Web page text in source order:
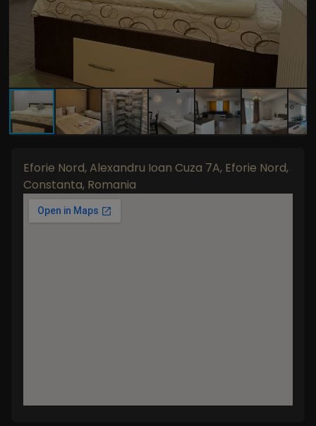
Eforie Nord, Alexandru Ioan Cuza 7A, Eforie Nord,
Constanta, Romania